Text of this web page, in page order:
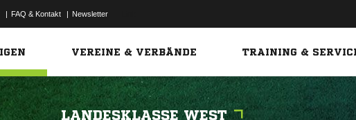
| FAQ & Kontakt | Newsletter
VEREINE & VERBÄNDE TRAINING &
LANDESKLASSE WEST